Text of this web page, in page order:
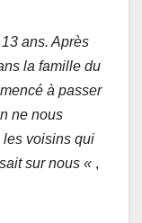
ans. Après
la famille du
à passer
ne nous
les voisins qui
sur nous « ,